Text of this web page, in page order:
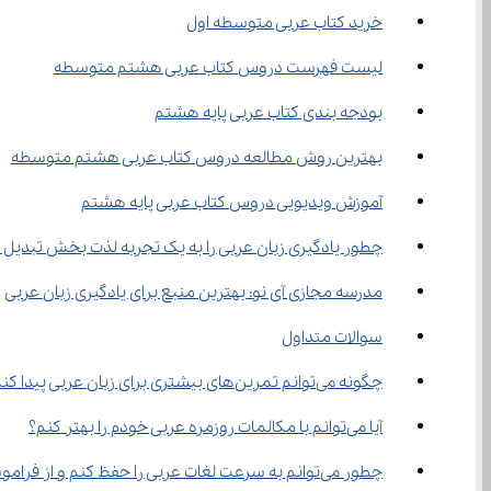
خرید کتاب عربی متوسطه اول
لیست فهرست دروس کتاب عربی هشتم متوسطه
بودجه بندی کتاب عربی پایه هشتم
بهترین روش مطالعه دروس کتاب عربی هشتم متوسطه
آموزش ویدیویی دروس کتاب عربی پایه هشتم
چطور یادگیری زبان عربی را به یک تجربه لذت بخش تبدیل
مدرسه مجازی آی نو: بهترین منبع برای یادگیری زبان عربی
سوالات متداول
چگونه می‌توانم تمرین‌های بیشتری برای زبان عربی پیدا کنم که فراتر از کتاب درسی باشد؟
آیا می‌توانم با مکالمات روزمره عربی خودم را بهتر کنم؟
چطور می‌توانم به سرعت لغات عربی را حفظ کنم و از فراموشی جلوگیری کنم؟